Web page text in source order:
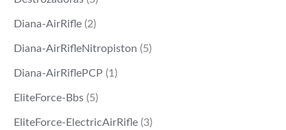
Diana-AirRifle (2)
Diana-AirRifleNitropiston (5)
Diana-AirRiflePCP (1)
EliteForce-Bbs (5)
EliteForce-ElectricAirRifle (3)